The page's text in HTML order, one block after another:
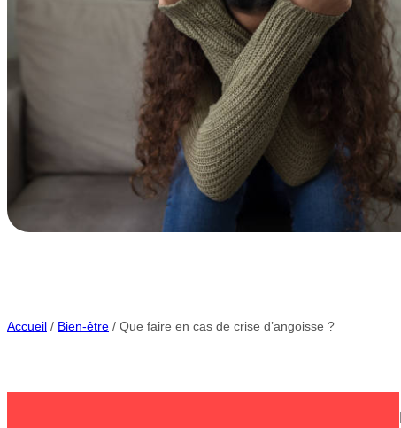
Accueil / Bien-être / Que faire en cas de crise d’angoisse ?